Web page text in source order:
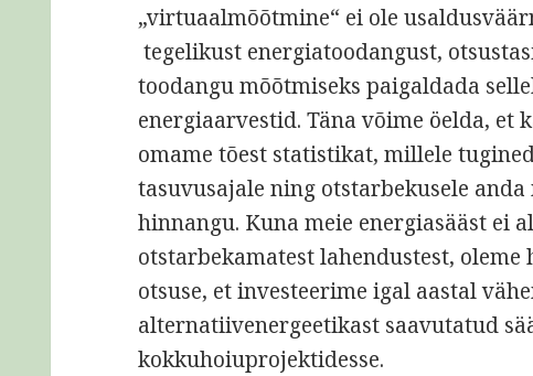
„virtuaalmõõtmine“ ei ole
tegelikust energiatoodangust,
toodangu mõõtmiseks paigaldada
energiaarvestid. Täna võime öelda, et
omame tõest statistikat, millele
tasuvusajale ning otstarbekusele
hinnangu. Kuna meie energiasääst ei
otstarbekamatest lahendustest,
otsuse, et investeerime igal aastal
alternatiivenergeetikast saavutatud
kokkuhoiuprojektidesse.